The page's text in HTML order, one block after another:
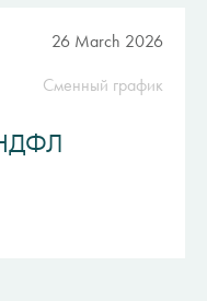
26 March 2026
Сменный график